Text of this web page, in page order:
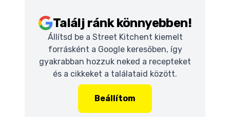
Találj ránk könnyebben!
Állítsd be a Street Kitchent kiemelt
forrásként a Google keresőben, így
gyakrabban hozzuk neked a recepteket
és a cikkeket a találataid között.
Beállítom